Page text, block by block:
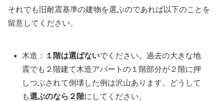
それでも旧耐震基準の建物を選ぶのであれば以下のことを
留意してください。
木造： １階は選ばないでください。過去の大きな地
震でも２階建て木造アパートの１階部分が２階に押
しつぶされて倒壊した例は沢山あります。どうして
も選ぶのなら２階にしてください。